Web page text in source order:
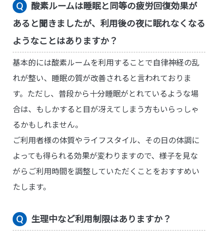
酸素ルームは睡眠と同等の疲労回復効果が
あると聞きましたが、利用後の夜に眠れなくなる
ようなことはありますか？
基本的には酸素ルームを利用することで自律神経の乱
れが整い、睡眠の質が改善されると言われておりま
す。ただし、普段から十分睡眠がとれているような場
合は、もしかすると目が冴えてしまう方もいらっしゃ
るかもしれません。
ご利用者様の体質やライフスタイル、その日の体調に
よっても得られる効果が変わりますので、様子を見な
がらご利用時間を調整していただくことをおすすめい
たします。
生理中など利用制限はありますか？